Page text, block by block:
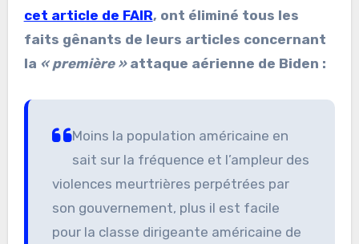
cet article de FAIR, ont éliminé tous les
faits gênants de leurs articles concernant
la « première »attaque aérienne de Biden :
Moins la population américaine en
sait sur la fréquence et l’ampleur des
violences meurtrières perpétrées par
son gouvernement, plus il est facile
pour la classe dirigeante américaine de